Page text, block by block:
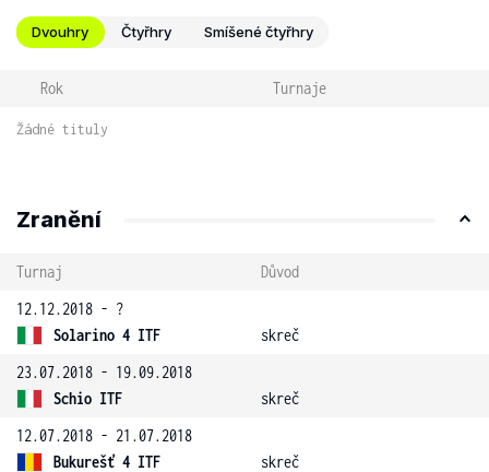
Dvouhry Čtyřhry Smíšené čtyřhry
Rok Turnaje
Žádné tituly
Zranění
Turnaj
Důvod
12.12.2018 - ?
Solarino 4 ITF
skreč
23.07.2018 - 19.09.2018
Schio ITF
skreč
12.07.2018 - 21.07.2018
Bukurešť 4 ITF
skreč